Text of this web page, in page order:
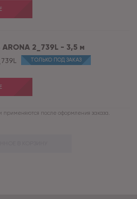
ARONA 2_739L - 3,5 м
ТОЛЬКО ПОД ЗАКАЗ
применяются после оформления заказа.